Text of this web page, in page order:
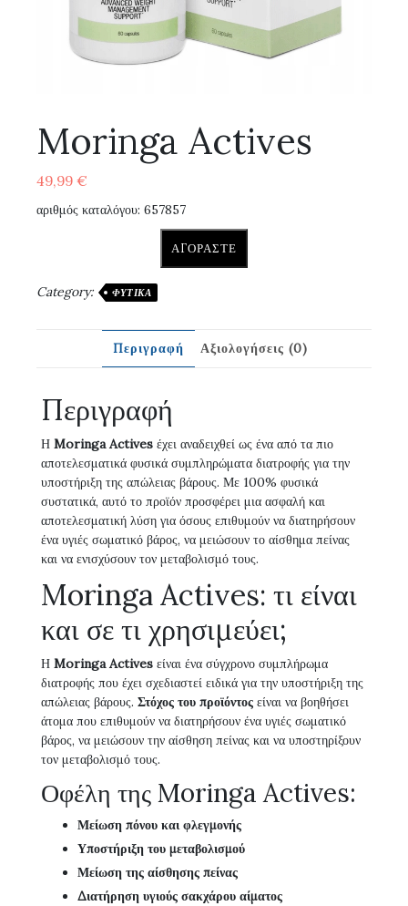
Moringa Actives
49,99 €
αριθμός καταλόγου: 657857
ΑΓΟΡΆΣΤΕ
Category: ΦΥΤΙΚΆ
Περιγραφή Αξιολογήσεις (0)
Περιγραφή
Η Moringa Actives έχει αναδειχθεί ως ένα από τα πιο
αποτελεσματικά φυσικά συμπληρώματα διατροφής για την
υποστήριξη της απώλειας βάρους. Με 100% φυσικά
συστατικά, αυτό το προϊόν προσφέρει μια ασφαλή και
αποτελεσματική λύση για όσους επιθυμούν να διατηρήσουν
ένα υγιές σωματικό βάρος, να μειώσουν το αίσθημα πείνας
και να ενισχύσουν τον μεταβολισμό τους.
Moringa Actives: τι είναι
και σε τι χρησιμεύει;
Η Moringa Actives είναι ένα σύγχρονο συμπλήρωμα
διατροφής που έχει σχεδιαστεί ειδικά για την υποστήριξη της
απώλειας βάρους. Στόχος του προϊόντος είναι να βοηθήσει
άτομα που επιθυμούν να διατηρήσουν ένα υγιές σωματικό
βάρος, να μειώσουν την αίσθηση πείνας και να υποστηρίξουν
τον μεταβολισμό τους.
Οφέλη της Moringa Actives:
Μείωση πόνου και φλεγμονής
Υποστήριξη του μεταβολισμού
Μείωση της αίσθησης πείνας
Διατήρηση υγιούς σακχάρου αίματος